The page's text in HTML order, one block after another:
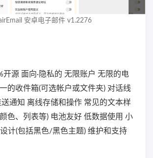
安卓电子邮件 v1.2276
开源 面向·隐私的 无限账户 无限的电
的收件箱(可选帐户或文件夹) 对话线
通知 离线存储和操作 常见的文本样
色、列表等) 电池友好 低数据使用 小
计(包括黑色/黑色主题) 维护和支持